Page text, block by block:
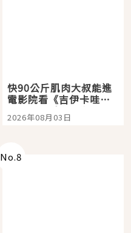
快90公斤肌肉大叔能進
電影院看《吉伊卡哇》
嗎？日本重金屬樂團
「打首」會長與nagano
2026年08月03日
No.8